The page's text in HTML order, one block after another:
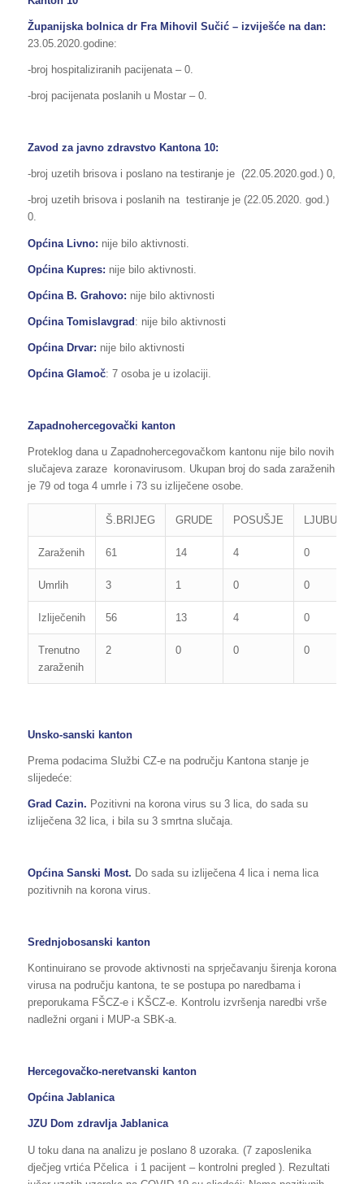
Županijska bolnica dr Fra Mihovil Sučić – izviješće na dan:
23.05.2020.godine:
-broj hospitaliziranih pacijenata – 0.
-broj pacijenata poslanih u Mostar – 0.
Zavod za javno zdravstvo Kantona 10:
-broj uzetih brisova i poslano na testiranje je (22.05.2020.god.) 0,
-broj uzetih brisova i poslanih na testiranje je (22.05.2020. god.)
0.
Općina Livno: nije bilo aktivnosti.
Općina Kupres: nije bilo aktivnosti.
Općina B. Grahovo: nije bilo aktivnosti
Općina Tomislavgrad: nije bilo aktivnosti
Općina Drvar: nije bilo aktivnosti
Općina Glamoč: 7 osoba je u izolaciji.
Zapadnohercegovački kanton
Proteklog dana u Zapadnohercegovačkom kantonu nije bilo novih
slučajeva zaraze koronavirusom. Ukupan broj do sada zaraženih
je 79 od toga 4 umrle i 73 su izliječene osobe.
Š.BRIJEG GRUDE POSUŠJE LJUBUŠKI
Zaraženih 61 14 4 0
Umrlih 3 1 0 0
Izliječenih 56 13 4 0
Trenutno
zaraženih
2 0 0 0
Unsko-sanski kanton
Prema podacima Službi CZ-e na području Kantona stanje je
slijedeće:
Grad Cazin. Pozitivni na korona virus su 3 lica, do sada su
izliječena 32 lica, i bila su 3 smrtna slučaja.
Općina Sanski Most. Do sada su izliječena 4 lica i nema lica
pozitivnih na korona virus.
Srednjobosanski kanton
Kontinuirano se provode aktivnosti na sprječavanju širenja korona
virusa na području kantona, te se postupa po naredbama i
preporukama FŠCZ-e i KŠCZ-e. Kontrolu izvršenja naredbi vrše
nadležni organi i MUP-a SBK-a.
Hercegovačko-neretvanski kanton
Općina Jablanica
JZU Dom zdravlja Jablanica
U toku dana na analizu je poslano 8 uzoraka. (7 zaposlenika
dječjeg vrtića Pčelica i 1 pacijent – kontrolni pregled ). Rezultati